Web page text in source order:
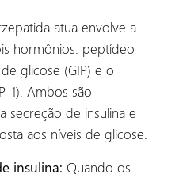
atua envolve a
hormônios: peptídeo
glicose (GIP) e o
1). Ambos são
secreção de insulina e
aos níveis de glicose.
insulina: Quando os